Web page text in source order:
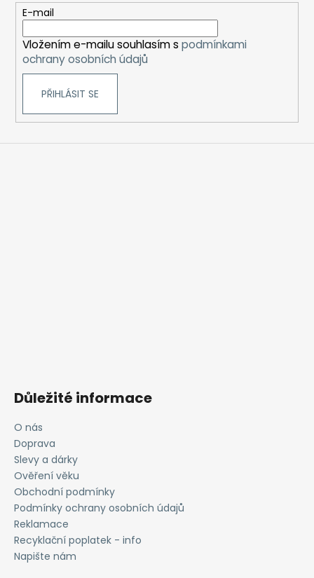
E-mail
Vložením e-mailu souhlasím s podmínkami
ochrany osobních údajů
PŘIHLÁSIT SE
Důležité informace
O nás
Doprava
Slevy a dárky
Ověření věku
Obchodní podmínky
Podmínky ochrany osobních údajů
Reklamace
Recyklační poplatek - info
Napište nám